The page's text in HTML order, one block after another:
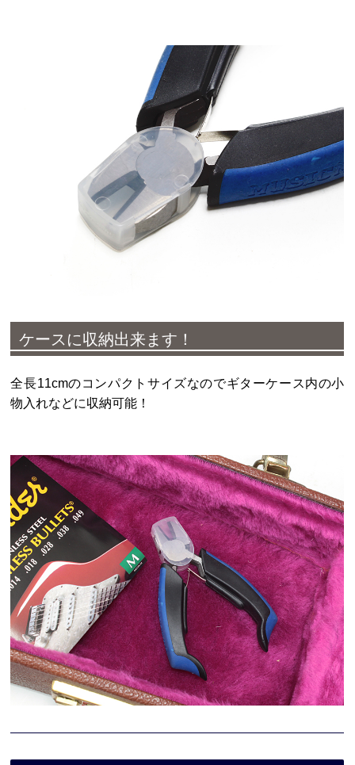
ケースに収納出来ます！
全長11cmのコンパクトサイズなのでギターケース内の小
物入れなどに収納可能！